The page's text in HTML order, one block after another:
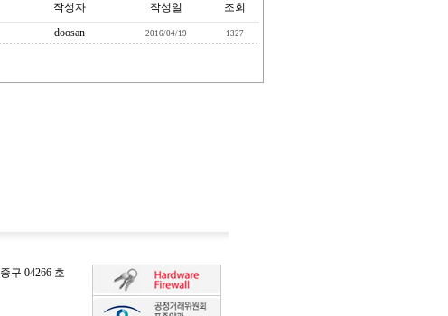
작성자 작성일 조회
doosan 2016/04/19 1327
구 04266 호